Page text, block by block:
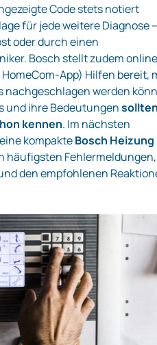
Code stets notiert
für jede weitere Diagnose
oder durch einen
Bosch stellt zudem
HomeCom-App) Hilfen bereit,
nachgeschlagen werden
und ihre Bedeutungen
kennen. Im nächsten
kompakteBosch Heizung
häufigsten Fehlermeldungen,
den empfohlenen